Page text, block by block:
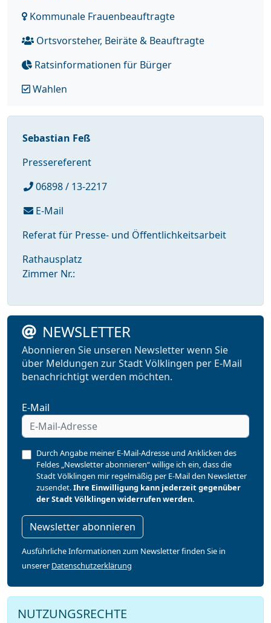
Kommunale Frauenbeauftragte
Ortsvorsteher, Beiräte & Beauftragte
Ratsinformationen für Bürger
Wahlen
Sebastian Feß
Pressereferent
06898 / 13-2217
E-Mail
Referat für Presse- und Öffentlichkeitsarbeit
Rathausplatz
Zimmer Nr.:
NEWSLETTER
Abonnieren Sie unseren Newsletter wenn Sie
über Meldungen zur Stadt Völklingen per E-Mail
benachrichtigt werden möchten.
E-Mail
Durch Angabe meiner E-Mail-Adresse und Anklicken des
Feldes „Newsletter abonnieren“ willige ich ein, dass die
Stadt Völklingen mir regelmäßig per E-Mail den Newsletter
zusendet.Ihre Einwilligung kann jederzeit gegenüber
der Stadt Völklingen widerrufen werden.
Newsletter abonnieren
Ausführliche Informationen zum Newsletter finden Sie in
unserer Datenschutzerklärung
NUTZUNGSRECHTE